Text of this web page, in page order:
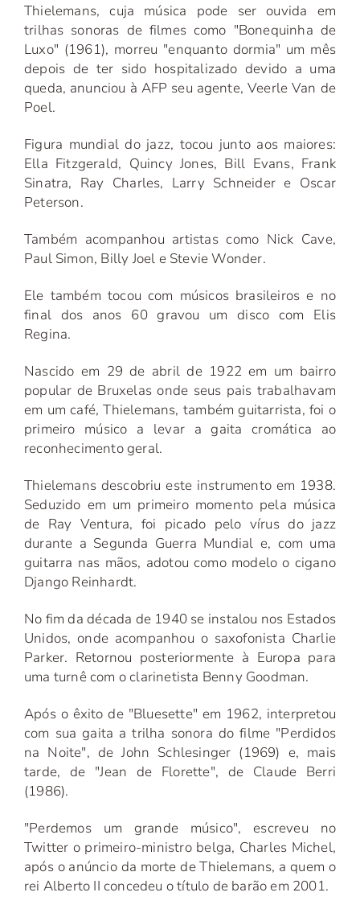
Thielemans, cuja música pode ser ouvida em
trilhas sonoras de filmes como "Bonequinha de
Luxo" (1961), morreu "enquanto dormia" um mês
depois de ter sido hospitalizado devido a uma
queda, anunciou à AFP seu agente, Veerle Van de
Poel.
Figura mundial do jazz, tocou junto aos maiores:
Ella Fitzgerald, Quincy Jones, Bill Evans, Frank
Sinatra, Ray Charles, Larry Schneider e Oscar
Peterson.
Também acompanhou artistas como Nick Cave,
Paul Simon, Billy Joel e Stevie Wonder.
Ele também tocou com músicos brasileiros e no
final dos anos 60 gravou um disco com Elis
Regina.
Nascido em 29 de abril de 1922 em um bairro
popular de Bruxelas onde seus pais trabalhavam
em um café, Thielemans, também guitarrista, foi o
primeiro músico a levar a gaita cromática ao
reconhecimento geral.
Thielemans descobriu este instrumento em 1938.
Seduzido em um primeiro momento pela música
de Ray Ventura, foi picado pelo vírus do jazz
durante a Segunda Guerra Mundial e, com uma
guitarra nas mãos, adotou como modelo o cigano
Django Reinhardt.
No fim da década de 1940 se instalou nos Estados
Unidos, onde acompanhou o saxofonista Charlie
Parker. Retornou posteriormente à Europa para
uma turnê com o clarinetista Benny Goodman.
Após o êxito de "Bluesette" em 1962, interpretou
com sua gaita a trilha sonora do filme "Perdidos
na Noite", de John Schlesinger (1969) e, mais
tarde, de "Jean de Florette", de Claude Berri
(1986).
"Perdemos um grande músico", escreveu no
Twitter o primeiro-ministro belga, Charles Michel,
após o anúncio da morte de Thielemans, a quem o
rei Alberto II concedeu o título de barão em 2001.